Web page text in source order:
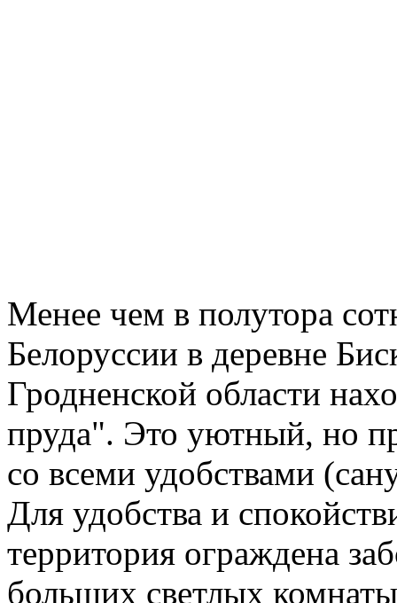
Менее чем в полутора
Белоруссии в деревне
Гродненской области
пруда". Это уютный, но
со всеми удобствами
Для удобства и
территория ограждена
больших светлых